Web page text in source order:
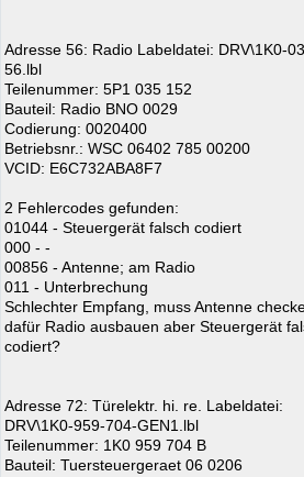
Adresse 56: Radio Labeldatei: DRV\1K0-
56.lbl
Teilenummer: 5P1 035 152
Bauteil: Radio BNO 0029
Codierung: 0020400
Betriebsnr.: WSC 06402 785 00200
VCID: E6C732ABA8F7
2 Fehlercodes gefunden:
01044 - Steuergerät falsch codiert
000 - -
00856 - Antenne; am Radio
011 - Unterbrechung
Schlechter Empfang, muss Antenne
dafür Radio ausbauen aber Steuergerät
codiert?
Adresse 72: Türelektr. hi. re. Labeldatei:
DRV\1K0-959-704-GEN1.lbl
Teilenummer: 1K0 959 704 B
Bauteil: Tuersteuergeraet 06 0206